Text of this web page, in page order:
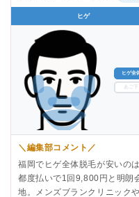
ヒゲ
ヒゲ全
あご下
＼編集部コメント／
福岡でヒゲ全体脱毛が安いの
都度払いで1回9,800円と明朗
地。メンズブランクリニック